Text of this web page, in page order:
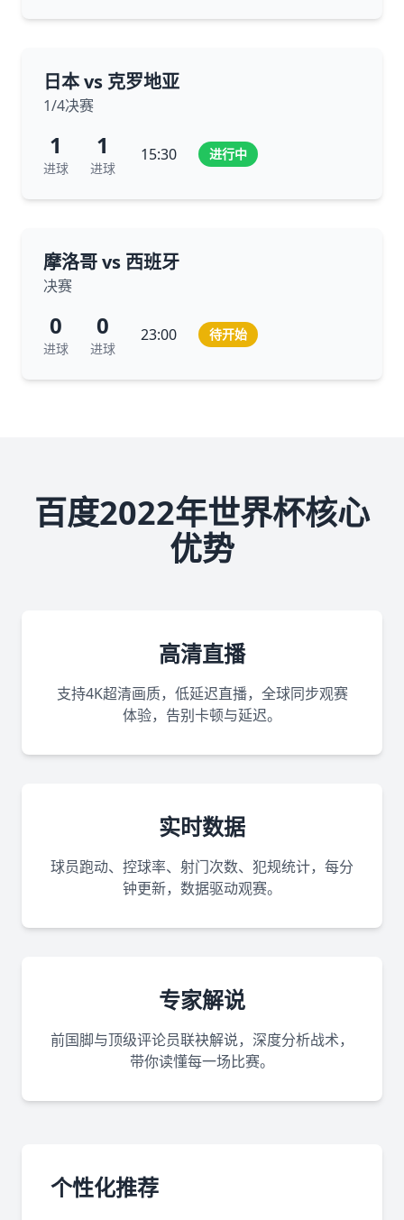
日本 vs 克罗地亚
1/4决赛
1
进球
1
进球
15:30 进行中
摩洛哥 vs 西班牙
决赛
0
进球
0
进球
23:00 待开始
百度2022年世界杯核心
优势
高清直播
支持4K超清画质，低延迟直播，全球同步观赛
体验，告别卡顿与延迟。
实时数据
球员跑动、控球率、射门次数、犯规统计，每分
钟更新，数据驱动观赛。
专家解说
前国脚与顶级评论员联袂解说，深度分析战术，
带你读懂每一场比赛。
个性化推荐